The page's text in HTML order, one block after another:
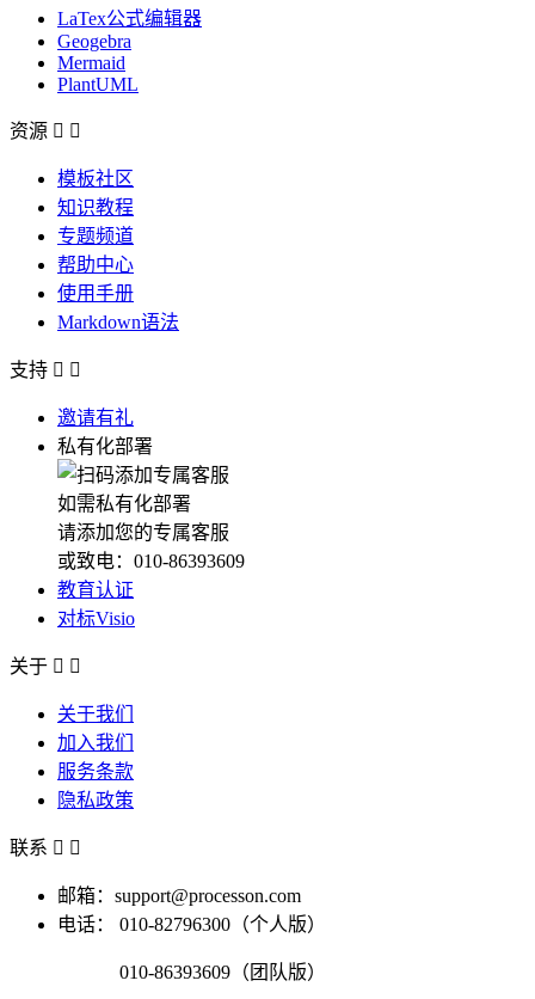
LaTex公式编辑器
Geogebra
Mermaid
PlantUML
资源  
模板社区
知识教程
专题频道
帮助中心
使用手册
Markdown语法
支持  
邀请有礼
私有化部署
如需私有化部署
请添加您的专属客服
或致电：010-86393609
教育认证
对标Visio
关于  
关于我们
加入我们
服务条款
隐私政策
联系  
邮箱：support@processon.com
电话：
010-82796300（个人版）
010-86393609（团队版）